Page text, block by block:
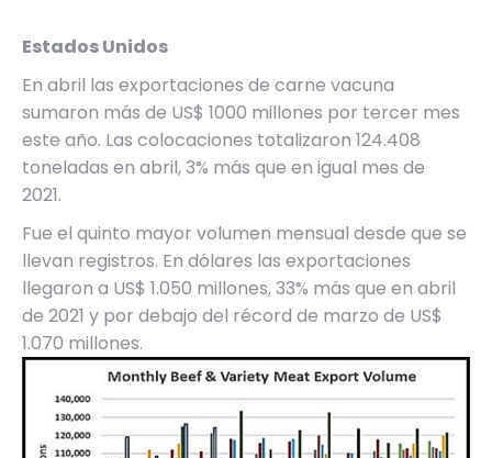
Estados Unidos
En abril las exportaciones de carne vacuna
sumaron más de US$ 1000 millones por tercer mes
este año. Las colocaciones totalizaron 124.408
toneladas en abril, 3% más que en igual mes de
2021.
Fue el quinto mayor volumen mensual desde que se
llevan registros. En dólares las exportaciones
llegaron a US$ 1.050 millones, 33% más que en abril
de 2021 y por debajo del récord de marzo de US$
1.070 millones.